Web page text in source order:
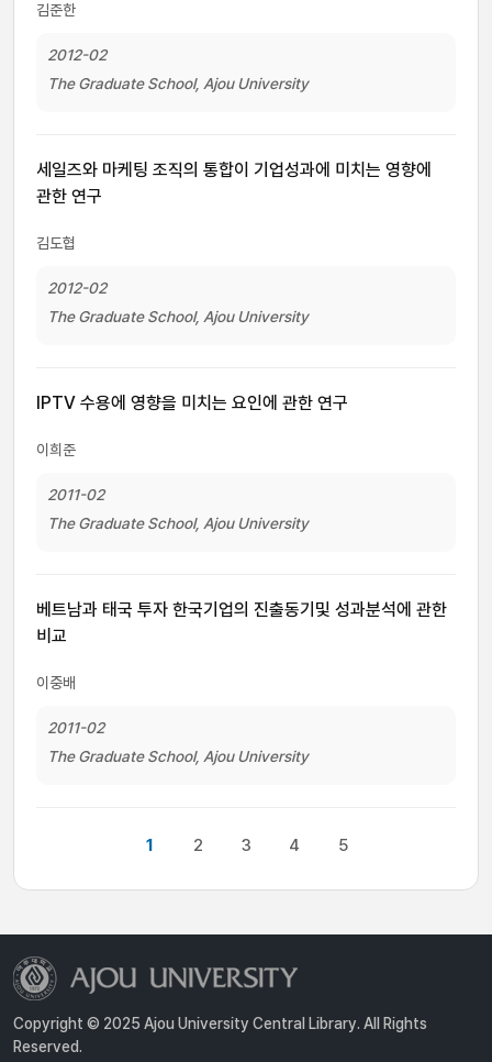
김준한
2012-02
The Graduate School, Ajou University
세일즈와 마케팅 조직의 통합이 기업성과에 미치는 영향에
관한 연구
김도협
2012-02
The Graduate School, Ajou University
IPTV 수용에 영향을 미치는 요인에 관한 연구
이희준
2011-02
The Graduate School, Ajou University
베트남과 태국 투자 한국기업의 진출동기및 성과분석에 관한
비교
이중배
2011-02
The Graduate School, Ajou University
1 2 3 4 5
Copyright © 2025 Ajou University Central Library. All Rights
Reserved.